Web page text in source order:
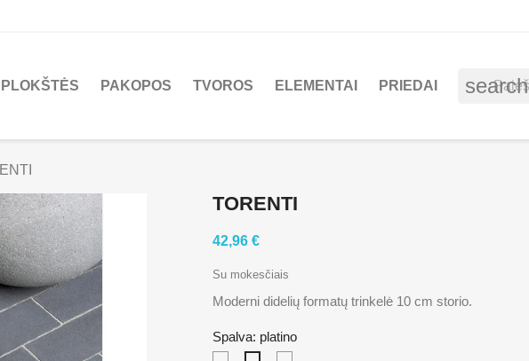
PLOKŠTĖS PAKOPOS TVOROS ELEMENTAI PRIEDAI search
TORENTI
42,96 €
Su mokesčiais
Moderni didelių formatų trinkelė 10 cm storio.
Spalva: platino